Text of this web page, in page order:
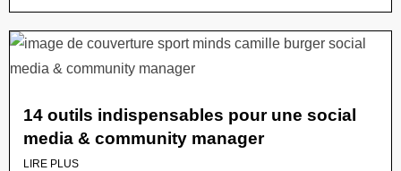
14 outils indispensables pour une social
media & community manager
LIRE PLUS